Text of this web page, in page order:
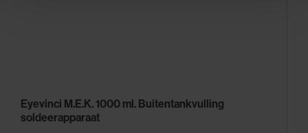
verzameld op basis van uw gebruik van hun services.
Eyevinci M.E.K. 1000 ml. Buitentankvulling
soldeerapparaat